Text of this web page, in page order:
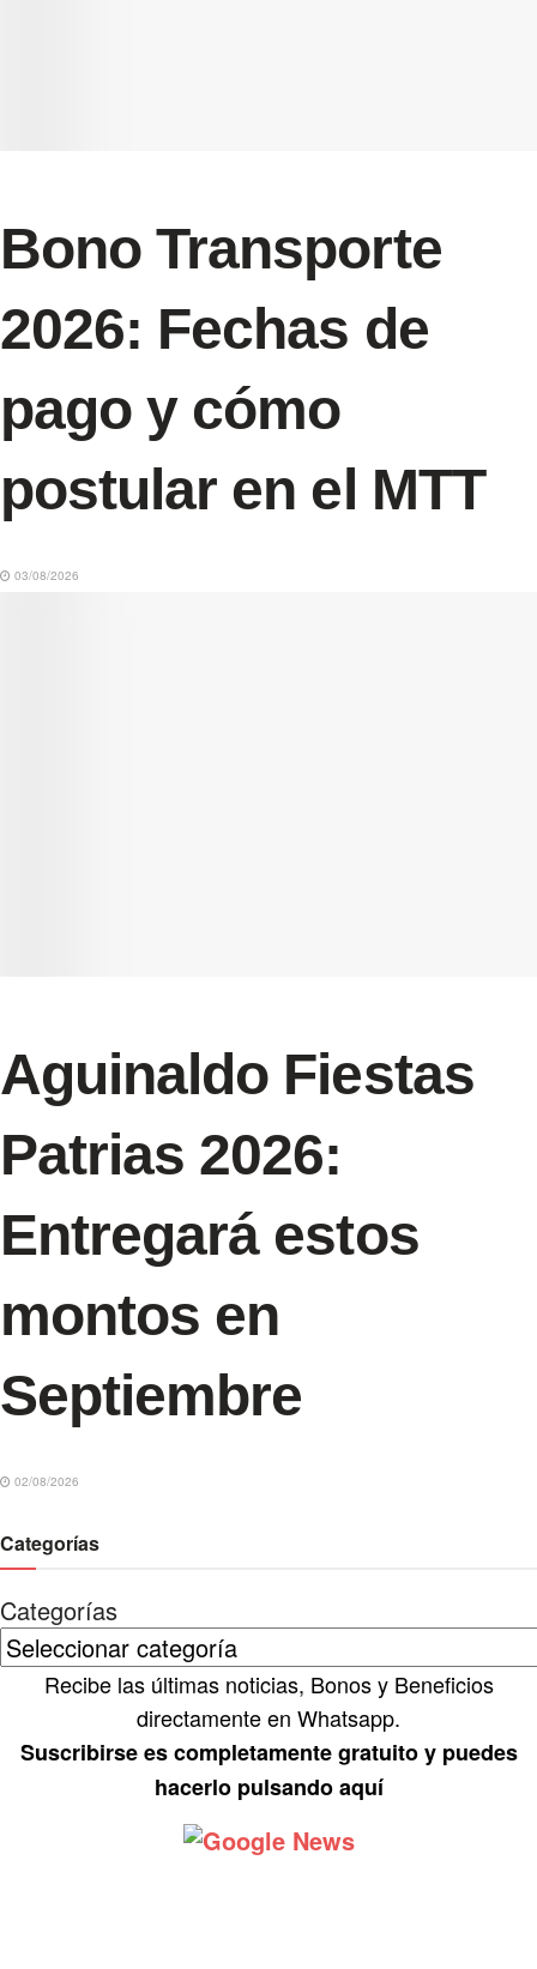
Bono Transporte
2026: Fechas de
pago y cómo
postular en el MTT
03/08/2026
Aguinaldo Fiestas
Patrias 2026:
Entregará estos
montos en
Septiembre
02/08/2026
Categorías
Categorías
Recibe las últimas noticias, Bonos y Beneficios
directamente en Whatsapp.
Suscribirse es completamente gratuito y puedes
hacerlo pulsando aquí